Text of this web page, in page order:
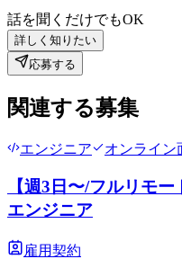
話を聞くだけでもOK
詳しく知りたい
応募する
関連する募集
エンジニア オンライン
【週3日〜/フルリモ
エンジニア
雇用契約